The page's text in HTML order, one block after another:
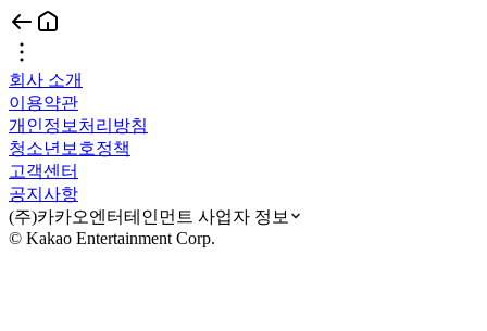
회사 소개
이용약관
개인정보처리방침
청소년보호정책
고객센터
공지사항
(주)카카오엔터테인먼트 사업자 정보
© Kakao Entertainment Corp.